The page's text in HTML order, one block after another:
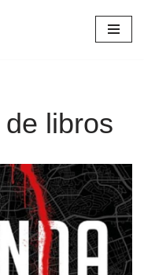
libros